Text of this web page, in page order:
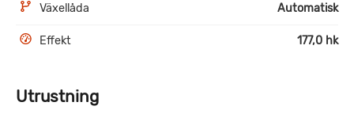
Växellåda Automatisk
Effekt 177,0 hk
Utrustning